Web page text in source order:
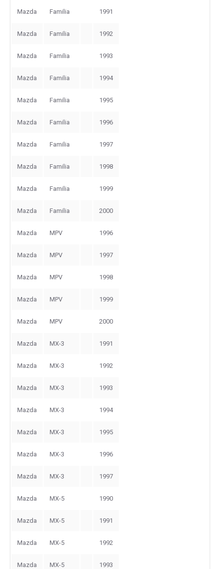
Mazda Familia 1991
Mazda Familia 1992
Mazda Familia 1993
Mazda Familia 1994
Mazda Familia 1995
Mazda Familia 1996
Mazda Familia 1997
Mazda Familia 1998
Mazda Familia 1999
Mazda Familia 2000
Mazda MPV 1996
Mazda MPV 1997
Mazda MPV 1998
Mazda MPV 1999
Mazda MPV 2000
Mazda MX-3 1991
Mazda MX-3 1992
Mazda MX-3 1993
Mazda MX-3 1994
Mazda MX-3 1995
Mazda MX-3 1996
Mazda MX-3 1997
Mazda MX-5 1990
Mazda MX-5 1991
Mazda MX-5 1992
Mazda MX-5 1993